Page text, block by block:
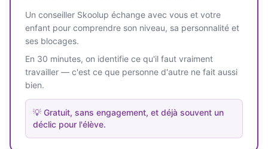
Un conseiller Skoolup échange avec vous et votre
enfant pour comprendre son niveau, sa personnalité et
ses blocages.
En 30 minutes, on identifie ce qu'il faut vraiment
travailler — c'est ce que personne d'autre ne fait aussi
bien.
💡 Gratuit, sans engagement, et déjà souvent un
déclic pour l'élève.